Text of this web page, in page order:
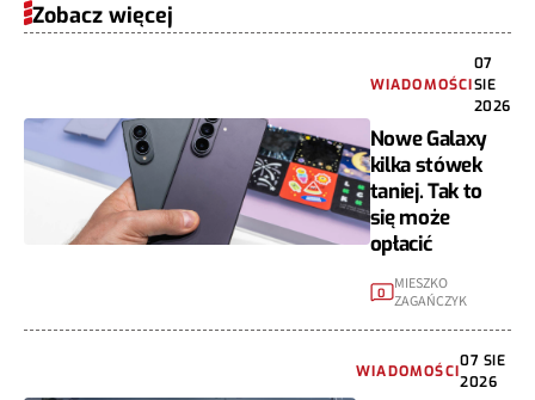
Zobacz więcej
WIADOMOŚCI
07
SIE
2026
Nowe Galaxy
kilka stówek
taniej. Tak to
się może
opłacić
0 MIESZKO
ZAGAŃCZYK
WIADOMOŚCI
07 SIE
2026